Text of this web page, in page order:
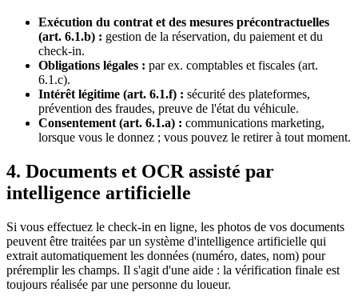
Exécution du contrat et des mesures précontractuelles
(art. 6.1.b) : gestion de la réservation, du paiement et du
check-in.
Obligations légales : par ex. comptables et fiscales (art.
6.1.c).
Intérêt légitime (art. 6.1.f) : sécurité des plateformes,
prévention des fraudes, preuve de l'état du véhicule.
Consentement (art. 6.1.a) : communications marketing,
lorsque vous le donnez ; vous pouvez le retirer à tout moment.
4. Documents et OCR assisté par
intelligence artificielle
Si vous effectuez le check-in en ligne, les photos de vos documents
peuvent être traitées par un système d'intelligence artificielle qui
extrait automatiquement les données (numéro, dates, nom) pour
préremplir les champs. Il s'agit d'une aide : la vérification finale est
toujours réalisée par une personne du loueur.